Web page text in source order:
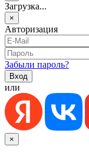
Загрузка...
×
Авторизация
Забыли пароль?
или
×